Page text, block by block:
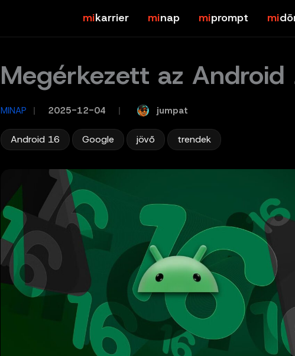
karrier nap prompt
Megérkezett az
MINAP 2025-12-04 jumpat
Android 16 Google jövő trendek